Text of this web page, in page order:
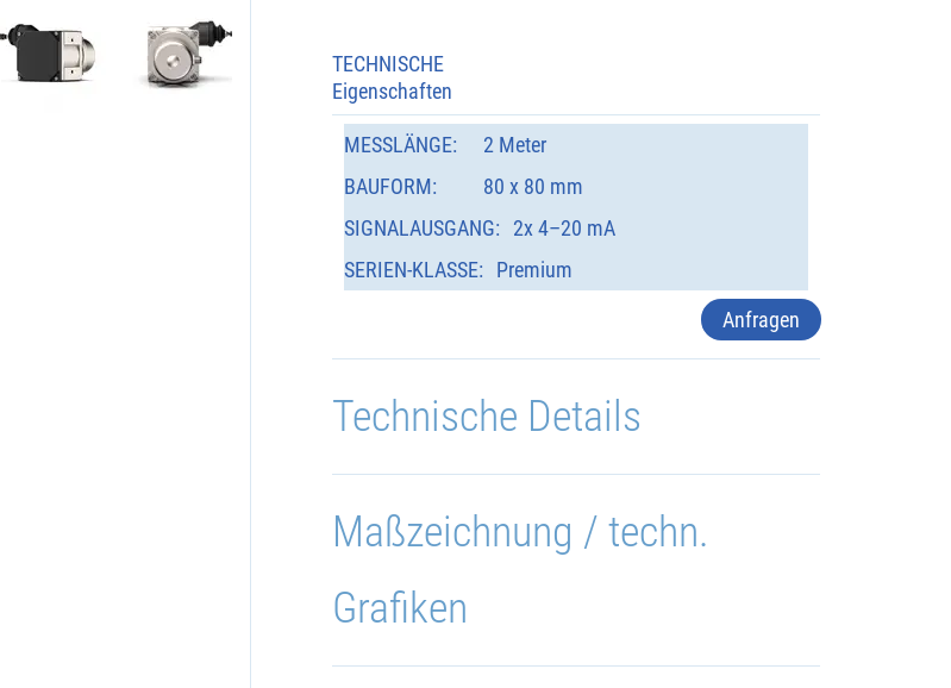
TECHNISCHE
Eigenschaften
MESSLÄNGE:
2 Meter
BAUFORM:
80 x 80 mm
SIGNALAUSGANG:
2x 4–20 mA
SERIEN-KLASSE:
Premium
Anfragen
Technische Details
Maßzeichnung / techn.
Grafiken